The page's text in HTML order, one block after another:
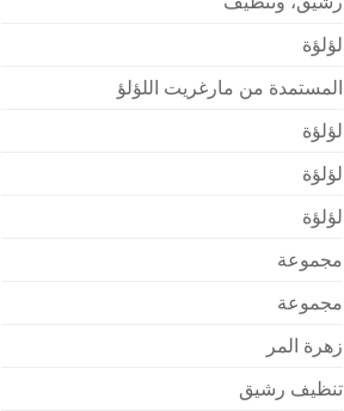
لؤلؤة
المستمدة من مارغريت اللؤلؤ
لؤلؤة
لؤلؤة
لؤلؤة
مجموعة
مجموعة
زهرة المر
تنظيف رشيق